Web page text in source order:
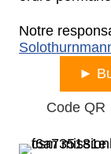
Notre
►
Déplier
Code QR